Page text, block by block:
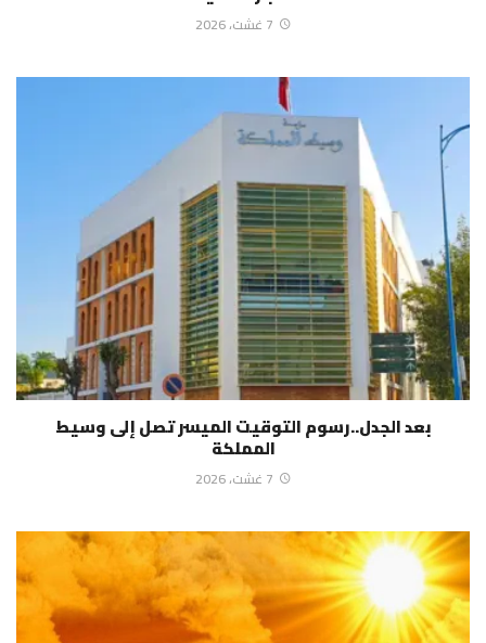
7 غشت، 2026
بعد الجدل..رسوم التوقيت الميسر تصل إلى وسيط
المملكة
7 غشت، 2026